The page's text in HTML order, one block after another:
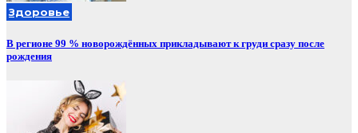
Здоровье
В регионе 99 % новорождённых прикладывают к груди сразу после
рождения